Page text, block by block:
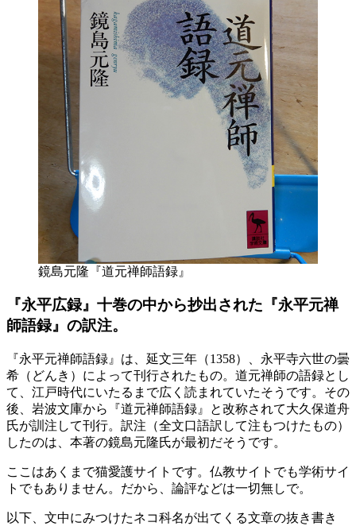
鏡島元隆『道元禅師語録』
『永平広録』十巻の中から抄出された『永平元禅
師語録』の訳注。
『永平元禅師語録』は、延文三年（1358）、永平寺六世の曇
希（どんき）によって刊行されたもの。道元禅師の語録とし
て、江戸時代にいたるまで広く読まれていたそうです。その
後、岩波文庫から『道元禅師語録』と改称されて大久保道舟
氏が訓注して刊行。訳注（全文口語訳して注もつけたもの）
したのは、本著の鏡島元隆氏が最初だそうです。
ここはあくまで猫愛護サイトです。仏教サイトでも学術サイ
トでもありません。だから、論評などは一切無しで。
以下、文中にみつけたネコ科名が出てくる文章の抜き書き